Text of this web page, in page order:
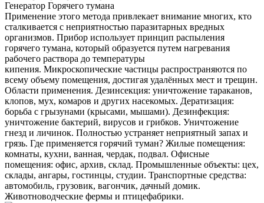
Генератор Горячего тумана
Применение этого метода привлекает внимание многих, кто
сталкивается с неприятностью паразитарных вредных
организмов. Прибор использует принцип распыления
горячего тумана, который образуется путем нагревания
рабочего раствора до температуры
кипения. Микроскопические частицы распространяются по
всему объему помещения, достигая удалённых мест и трещин.
Области применения. Дезинсекция: уничтожение тараканов,
клопов, мух, комаров и других насекомых. Дератизация:
борьба с грызунами (крысами, мышами). Дезинфекция:
уничтожение бактерий, вирусов и грибков. Уничтожение
гнезд и личинок. Полностью устраняет неприятный запах и
грязь. Где применяется горячий туман? Жилые помещения:
комнаты, кухни, ванная, чердак, подвал. Офисные
помещения: офис, архив, склад. Промышленные объекты: цех,
склады, ангары, гостинцы, студии. Транспортные средства:
автомобиль, грузовик, вагончик, дачный домик.
Животноводческие фермы и птицефабрики.